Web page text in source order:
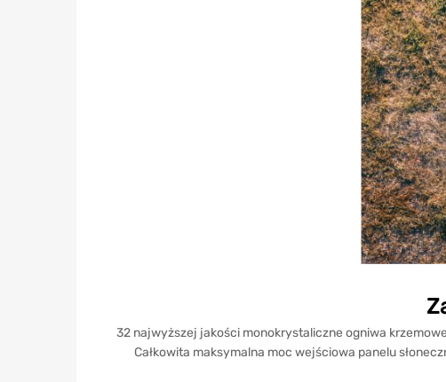
32 najwyższej jakości monokrystaliczne ogniwa
Całkowita maksymalna moc wejściowa panelu